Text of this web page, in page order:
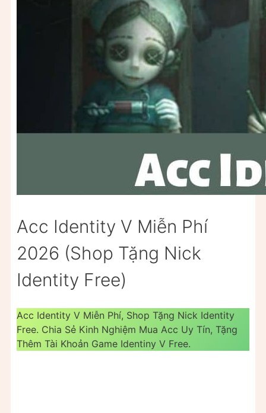
Acc Identity V Miễn Phí
2026 (Shop Tặng Nick
Identity Free)
Acc Identity V Miễn Phí, Shop Tặng Nick Identity
Free. Chia Sẻ Kinh Nghiệm Mua Acc Uy Tín, Tặng
Thêm Tài Khoản Game Identiny V Free.